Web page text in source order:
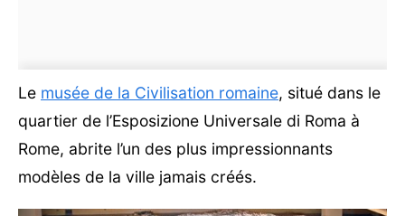
Le musée de la Civilisation romaine, situé dans le
quartier de l’Esposizione Universale di Roma à
Rome, abrite l’un des plus impressionnants
modèles de la ville jamais créés.